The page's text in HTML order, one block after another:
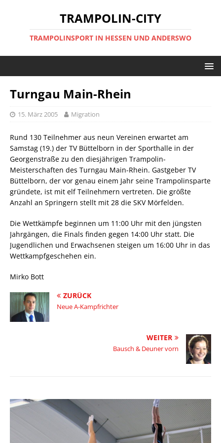
TRAMPOLIN-CITY
TRAMPOLINSPORT IN HESSEN UND ANDERSWO
Turngau Main-Rhein
15. März 2005 Migration
Rund 130 Teilnehmer aus neun Vereinen erwartet am
Samstag (19.) der TV Büttelborn in der Sporthalle in der
Georgenstraße zu den diesjährigen Trampolin-
Meisterschaften des Turngau Main-Rhein. Gastgeber TV
Büttelborn, der vor genau einem Jahr seine Trampolinsparte
gründete, ist mit elf Teilnehmern vertreten. Die größte
Anzahl an Springern stellt mit 28 die SKV Mörfelden.
Die Wettkämpfe beginnen um 11:00 Uhr mit den jüngsten
Jahrgängen, die Finals finden gegen 14:00 Uhr statt. Die
Jugendlichen und Erwachsenen steigen um 16:00 Uhr in das
Wettkampfgeschehen ein.
Mirko Bott
ZURÜCK
Neue A-Kampfrichter
WEITER
Bausch & Deuner vorn